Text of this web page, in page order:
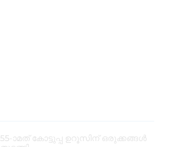
55-ാമത് കോട്ടുപ്പ ഉറൂസിന് ഒരുക്കങ്ങൾ